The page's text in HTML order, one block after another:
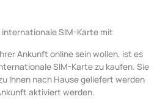
internationale SIM-Karte mit
Ankunft online sein wollen, ist es
SIM-Karte zu kaufen. Sie
Ihnen nach Hause geliefert werden
aktiviert werden.